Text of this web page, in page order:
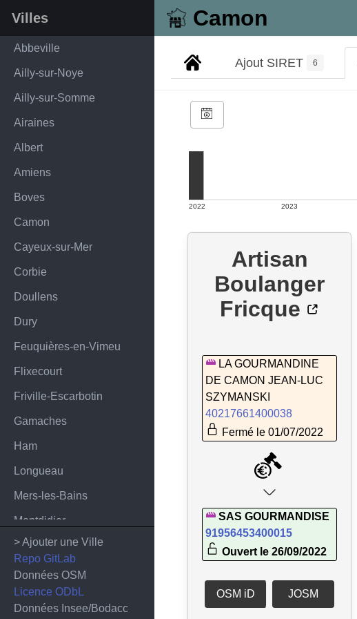
Camon
Villes
Abbeville
Ailly-sur-Noye
Ailly-sur-Somme
Airaines
Albert
Amiens
Boves
Camon
Cayeux-sur-Mer
Corbie
Doullens
Dury
Feuquières-en-Vimeu
Flixecourt
Friville-Escarbotin
Gamaches
Ham
Longueau
Mers-les-Bains
Montdidier
Moreuil
Nesle
Péronne
> Ajouter une Ville
Repo GitLab
Données OSM
Licence ODbL
Données Insee/Bodacc
Ajout SIRET 6
2022 2023
Artisan
Boulanger
Fricque
LA GOURMANDINE
DE CAMON JEAN-LUC
SZYMANSKI
40217661400038
Fermé le 01/07/2022
SAS GOURMANDISE
91956453400015
Ouvert le 26/09/2022
OSM iD JOSM